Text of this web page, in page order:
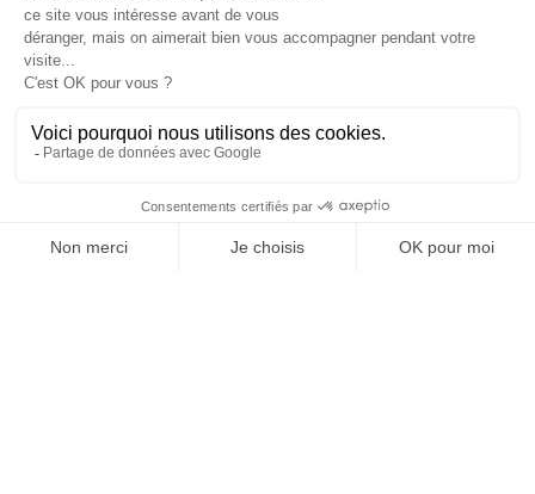
COMODIDADES
SERVICIOS